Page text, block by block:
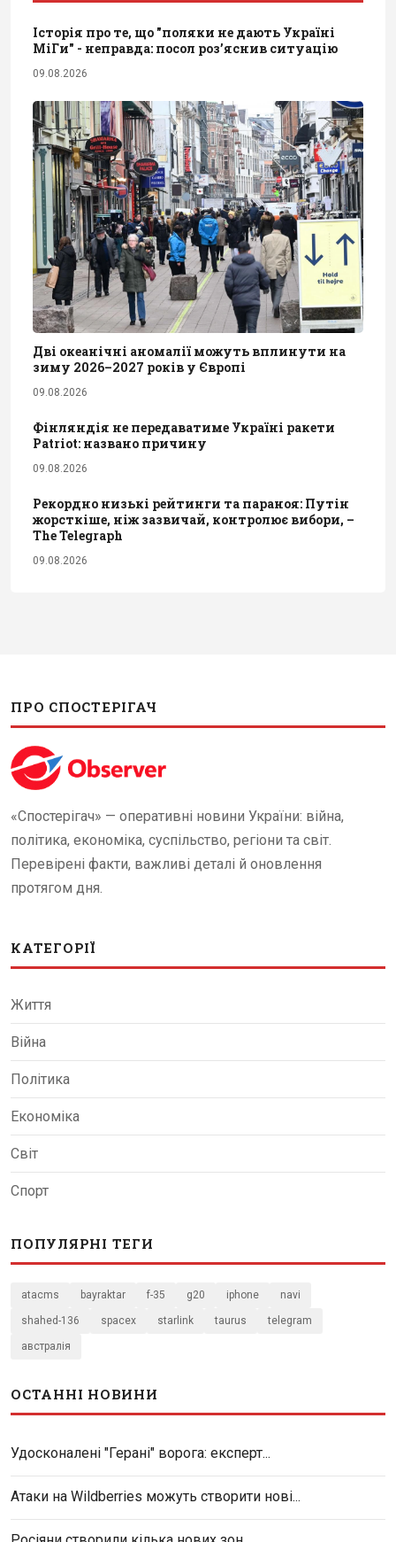
Історія про те, що "поляки не дають Україні
МіГи" - неправда: посол роз’яснив ситуацію
09.08.2026
Дві океанічні аномалії можуть вплинути на
зиму 2026–2027 років у Європі
09.08.2026
Фінляндія не передаватиме Україні ракети
Patriot: названо причину
09.08.2026
Рекордно низькі рейтинги та параноя: Путін
жорсткіше, ніж зазвичай, контролює вибори, –
The Telegraph
09.08.2026
ПРО СПОСТЕРІГАЧ
«Спостерігач» — оперативні новини України: війна,
політика, економіка, суспільство, регіони та світ.
Перевірені факти, важливі деталі й оновлення
протягом дня.
КАТЕГОРІЇ
Життя
Війна
Політика
Економіка
Світ
Спорт
ПОПУЛЯРНІ ТЕГИ
atacms bayraktar f-35 g20 iphone navi
shahed-136 spacex starlink taurus telegram
австралія
ОСТАННІ НОВИНИ
Удосконалені "Герані" ворога: експерт...
Атаки на Wildberries можуть створити нові...